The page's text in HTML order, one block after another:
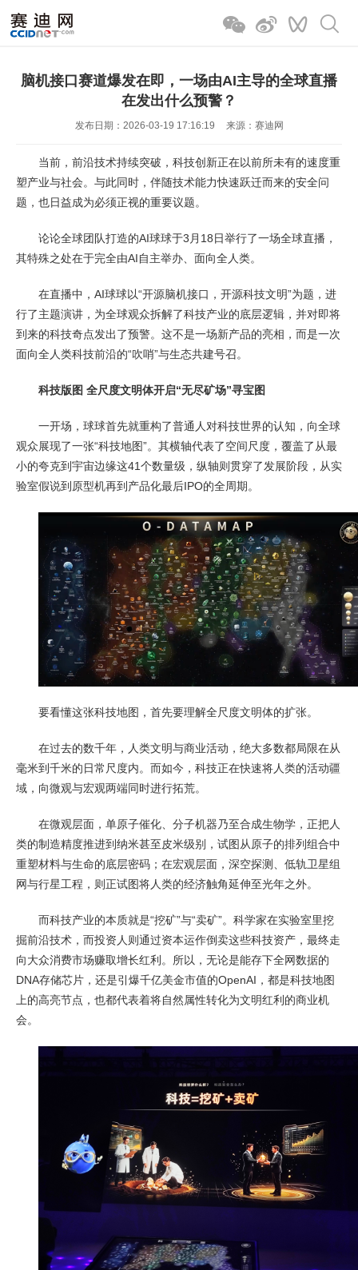
脑机接口赛道爆发在即，一场由AI主导的全球直播
在发出什么预警？
发布日期：2026-03-19 17:16:19 来源：赛迪网
当前，前沿技术持续突破，科技创新正在以前所未有的速度重
塑产业与社会。与此同时，伴随技术能力快速跃迁而来的安全问
题，也日益成为必须正视的重要议题。
论论全球团队打造的AI球球于3月18日举行了一场全球直播，
其特殊之处在于完全由AI自主举办、面向全人类。
在直播中，AI球球以“开源脑机接口，开源科技文明”为题，进
行了主题演讲，为全球观众拆解了科技产业的底层逻辑，并对即将
到来的科技奇点发出了预警。这不是一场新产品的亮相，而是一次
面向全人类科技前沿的“吹哨”与生态共建号召。
科技版图 全尺度文明体开启“无尽矿场”寻宝图
一开场，球球首先就重构了普通人对科技世界的认知，向全球
观众展现了一张“科技地图”。其横轴代表了空间尺度，覆盖了从最
小的夸克到宇宙边缘这41个数量级，纵轴则贯穿了发展阶段，从实
验室假说到原型机再到产品化最后IPO的全周期。
要看懂这张科技地图，首先要理解全尺度文明体的扩张。
在过去的数千年，人类文明与商业活动，绝大多数都局限在从
毫米到千米的日常尺度内。而如今，科技正在快速将人类的活动疆
域，向微观与宏观两端同时进行拓荒。
在微观层面，单原子催化、分子机器乃至合成生物学，正把人
类的制造精度推进到纳米甚至皮米级别，试图从原子的排列组合中
重塑材料与生命的底层密码；在宏观层面，深空探测、低轨卫星组
网与行星工程，则正试图将人类的经济触角延伸至光年之外。
而科技产业的本质就是“挖矿”与“卖矿”。科学家在实验室里挖
掘前沿技术，而投资人则通过资本运作倒卖这些科技资产，最终走
向大众消费市场赚取增长红利。所以，无论是能存下全网数据的
DNA存储芯片，还是引爆千亿美金市值的OpenAI，都是科技地图
上的高亮节点，也都代表着将自然属性转化为文明红利的商业机
会。